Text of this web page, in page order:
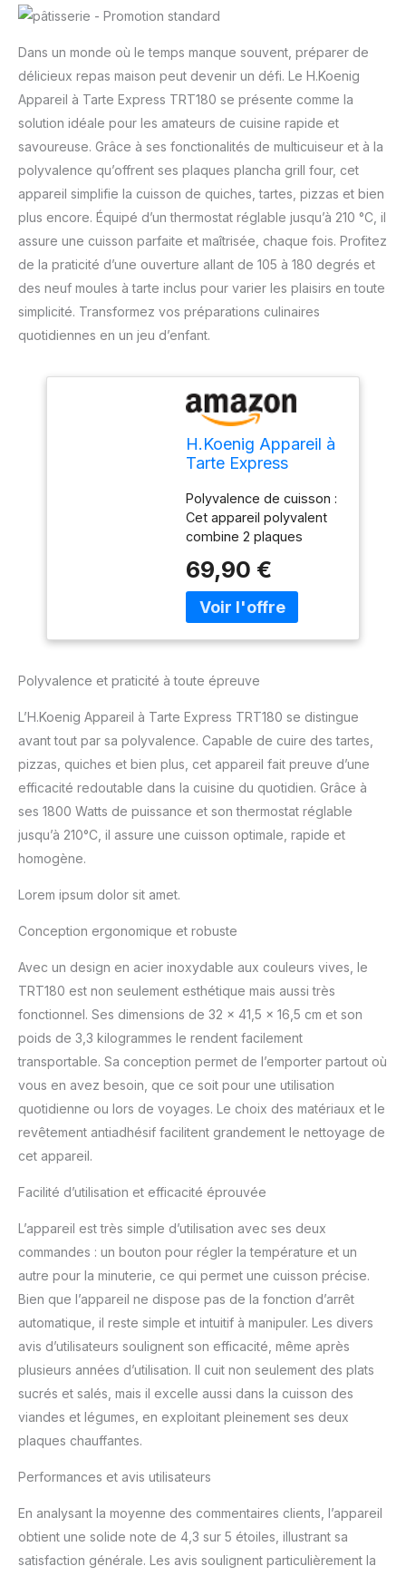
Dans un monde où le temps manque souvent, préparer de
délicieux repas maison peut devenir un défi. Le H.Koenig
Appareil à Tarte Express TRT180 se présente comme la
solution idéale pour les amateurs de cuisine rapide et
savoureuse. Grâce à ses fonctionalités de multicuiseur et à la
polyvalence qu’offrent ses plaques plancha grill four, cet
appareil simplifie la cuisson de quiches, tartes, pizzas et bien
plus encore. Équipé d’un thermostat réglable jusqu’à 210 °C, il
assure une cuisson parfaite et maîtrisée, chaque fois. Profitez
de la praticité d’une ouverture allant de 105 à 180 degrés et
des neuf moules à tarte inclus pour varier les plaisirs en toute
simplicité. Transformez vos préparations culinaires
quotidiennes en un jeu d’enfant.
H.Koenig Appareil à
Tarte Express
Multicuiseur, Quiche
Tartelette Pizza, Tart
Maker sur Table, 2
plaques Plancha Grill
Four, Thermostat
Réglable 210°C,
Ouverture 105-180°,
9 Moules à tarte
Polyvalence de cuisson :
Cet appareil polyvalent
combine 2 plaques
utilisez l'ouverture à 105
°C pour préparer des
tartes, pizzas, quiches,
ajustable : La
ajustable de 90°C
jusqu’à 210 °C, vous
permettant de contrôler
précisément la chaleur
pour des résultats de
Fonctionnalités pratiques
utilisation conviviale. De
est disponible pour la
plaque chauffante
supérieure, ajoutant une
couche de contrôle
Accessoires inclus : Livré
avec une poche
pâtissière comprenant 5
embouts, 8 moules à
tarte Ø 30 cm, cet
appareil est accompagné
de tout ce dont vous
lancer dans la création
de délicieuses tartes et
pâtisseries. Garantie
étendue de deux ans :
étendue de 2 ans,
accompagnée d'un
atelier SAV en France,
offrant ainsi la confiance
69,90 €
Polyvalence et praticité à toute épreuve
L’H.Koenig Appareil à Tarte Express TRT180 se distingue
avant tout par sa polyvalence. Capable de cuire des tartes,
pizzas, quiches et bien plus, cet appareil fait preuve d’une
efficacité redoutable dans la cuisine du quotidien. Grâce à
ses 1800 Watts de puissance et son thermostat réglable
jusqu’à 210°C, il assure une cuisson optimale, rapide et
homogène.
Lorem ipsum dolor sit amet.
Conception ergonomique et robuste
Avec un design en acier inoxydable aux couleurs vives, le
TRT180 est non seulement esthétique mais aussi très
fonctionnel. Ses dimensions de 32 x 41,5 x 16,5 cm et son
poids de 3,3 kilogrammes le rendent facilement
transportable. Sa conception permet de l’emporter partout où
vous en avez besoin, que ce soit pour une utilisation
quotidienne ou lors de voyages. Le choix des matériaux et le
revêtement antiadhésif facilitent grandement le nettoyage de
cet appareil.
Facilité d’utilisation et efficacité éprouvée
L’appareil est très simple d’utilisation avec ses deux
commandes : un bouton pour régler la température et un
autre pour la minuterie, ce qui permet une cuisson précise.
Bien que l’appareil ne dispose pas de la fonction d’arrêt
automatique, il reste simple et intuitif à manipuler. Les divers
avis d’utilisateurs soulignent son efficacité, même après
plusieurs années d’utilisation. Il cuit non seulement des plats
sucrés et salés, mais il excelle aussi dans la cuisson des
viandes et légumes, en exploitant pleinement ses deux
plaques chauffantes.
Performances et avis utilisateurs
En analysant la moyenne des commentaires clients, l’appareil
obtient une solide note de 4,3 sur 5 étoiles, illustrant sa
satisfaction générale. Les avis soulignent particulièrement la